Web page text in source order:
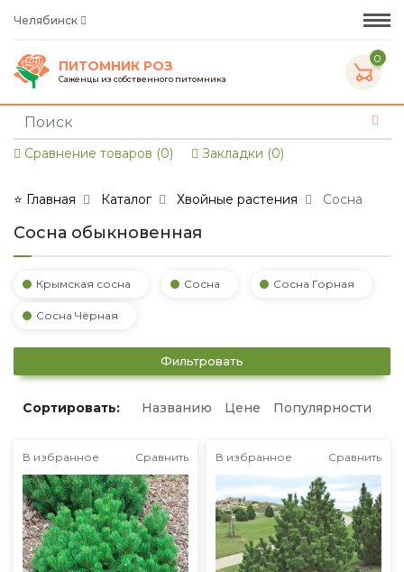
Челябинск
ПИТОМНИК РОЗ
Саженцы из собственного питомника
0
Сравнение товаров (0) Закладки (0)
⭐ Главная Каталог Хвойные растения Сосна
Сосна обыкновенная
Крымская сосна Сосна Сосна Горная
Сосна Чёрная
Фильтровать
Сортировать: Названию Цене Популярности
В избранное Сравнить В избранное Сравнить